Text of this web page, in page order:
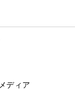
メディア